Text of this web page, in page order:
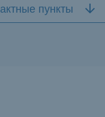
пункты